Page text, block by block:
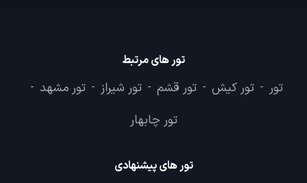
تور های مرتبط
تور - تور کیش - تور قشم - تور شیراز - تور مشهد -
تور چابهار
تور های پیشنهادی